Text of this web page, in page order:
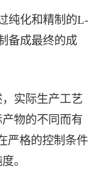
纯化和精制的L-
备成最终的成
实际生产工艺
物的不同而有
严格的控制条件
。